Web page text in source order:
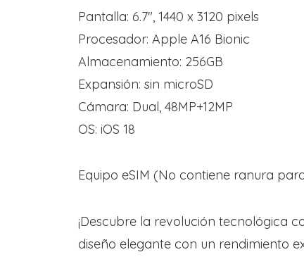
Pantalla: 6.7″, 1440 x 3120 pixels
Procesador: Apple A16 Bionic
Almacenamiento: 256GB
Expansión: sin microSD
Cámara: Dual, 48MP+12MP
OS: iOS 18
Equipo eSIM (No contiene ranura
¡Descubre la revolución tecnológica
diseño elegante con un rendimiento